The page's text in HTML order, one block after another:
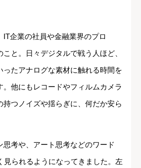
IT企業の社員や金融業界のプロ
と。日々デジタルで戦う人ほど、
ったアナログな素材に触れる時間を
。他にもレコードやフィルムカメラ
持つノイズや揺らぎに、何だか安ら
思考や、アート思考などのワード
見られるようになってきました。左